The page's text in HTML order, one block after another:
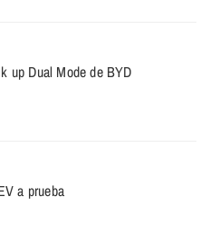
up Dual Mode de BYD
a prueba